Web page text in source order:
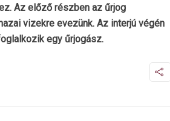
Az előző részben az űrjog
vizekre evezünk. Az interjú végén
egy űrjogász.